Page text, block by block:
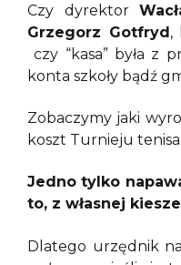
Czy dyrektor
Grzegorz Gotfryd,
czy “kasa” była z
konta szkoły bądź
Zobaczymy jaki
koszt Turnieju tenisa
Jedno tylko
to, z własnej
Dlatego urzędnik